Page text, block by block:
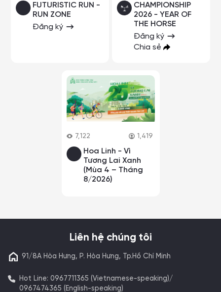
FUTURISTIC RUN -
RUN ZONE
Đăng ký
CHAMPIONSHIP
2026 - YEAR OF
THE HORSE
Đăng ký
Chia sẻ
7,122 1,419
Hoa Linh - Vì
Tương Lai Xanh
(Mùa 4 – Tháng
8/2026)
Liên hệ chúng tôi
91/8A Hòa Hưng, P. Hòa Hưng, Tp.Hồ Chí Minh
Hot Line: 0967711365 (Vietnamese-speaking)/
0967474365 (English-speaking)